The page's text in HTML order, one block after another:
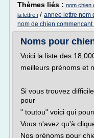
Thèmes liés : nom chien
la lettre i / annee lettre nom
nom de chien commencant
Noms pour
Voici la liste des
meilleurs prénoms et
Si vous trouvez
pour
" toutou" voici qui
Vous n'avez qu'à
Nos prénoms pour